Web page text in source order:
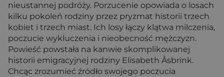
nieustannej podróży. Porzucenie opowiada o losach
kilku pokoleń rodziny przez pryzmat historii trzech
kobiet i trzech miast. Ich losy łączy klątwa milczenia,
poczucie wykluczenia i nieobecność mężczyzn.
Powieść powstała na kanwie skomplikowanej
historii emigracyjnej rodziny Elisabeth Åsbrink.
Chcąc zrozumieć źródło swojego poczucia